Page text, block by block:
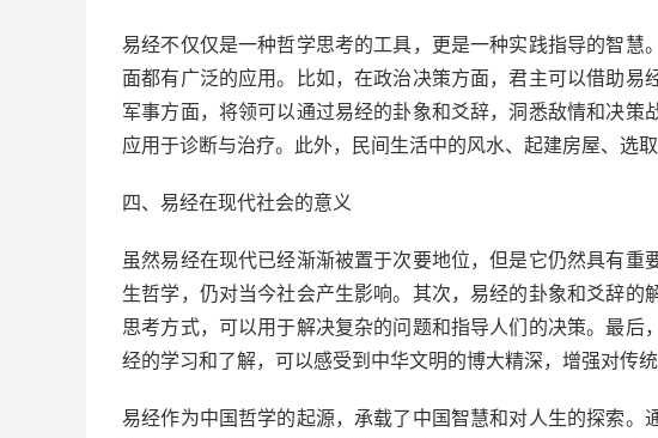
易经不仅仅是一种哲学思考的工具，更是一种实践指导的智慧
面都有广泛的应用。比如，在政治决策方面，君主可以借助易
军事方面，将领可以通过易经的卦象和爻辞，洞悉敌情和决
应用于诊断与治疗。此外，民间生活中的风水、起建房屋、选
四、易经在现代社会的意义
虽然易经在现代已经渐渐被置于次要地位，但是它仍然具有重
生哲学，仍对当今社会产生影响。其次，易经的卦象和爻辞的
思考方式，可以用于解决复杂的问题和指导人们的决策。最后
经的学习和了解，可以感受到中华文明的博大精深，增强对传统
易经作为中国哲学的起源，承载了中国智慧和对人生的探索。